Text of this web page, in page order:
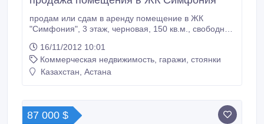
продам или сдам в аренду помещение в ЖК
"Симфония", 3 этаж, черновая, 150 кв.м., свободная
кв.м. Контактный телефон 87013888199.
16/11/2012 10:01
Коммерческая недвижимость, гаражи, стоянки
Казахстан, Астана
87 000 $